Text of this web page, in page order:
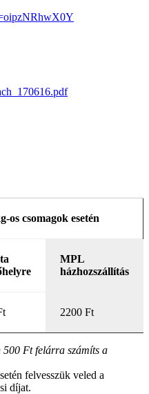
os csomagok esetén
MPL
házhozszállítás
2200 Ft
500 Ft felárra számíts a
felvesszük veled a
díjat.